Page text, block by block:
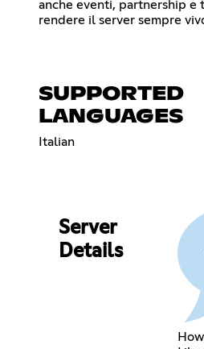
anche eventi, partnership e
rendere il server sempre
SUPPORTED
LANGUAGES
Italian
Server
Details